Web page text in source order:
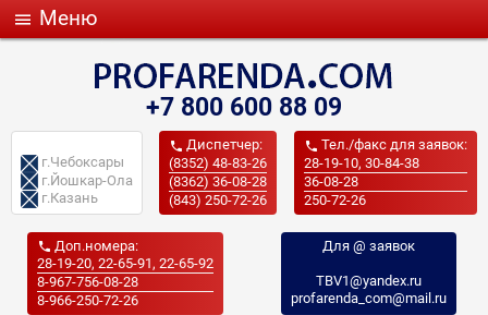
 Меню
+7 800 600 88 09
г.Чебоксары
г.Йошкар-Ола
г.Казань
 Диспетчер:
(8352) 48-83-26
(8362) 36-08-28
(843) 250-72-26
 Тел./факс для заявок:
28-19-10, 30-84-38
36-08-28
250-72-26
 Доп.номера:
28-19-20, 22-65-91, 22-65-92
8-967-756-08-28
8-966-250-72-26
Для @ заявок
TBV1@yandex.ru
profarenda_com@mail.ru